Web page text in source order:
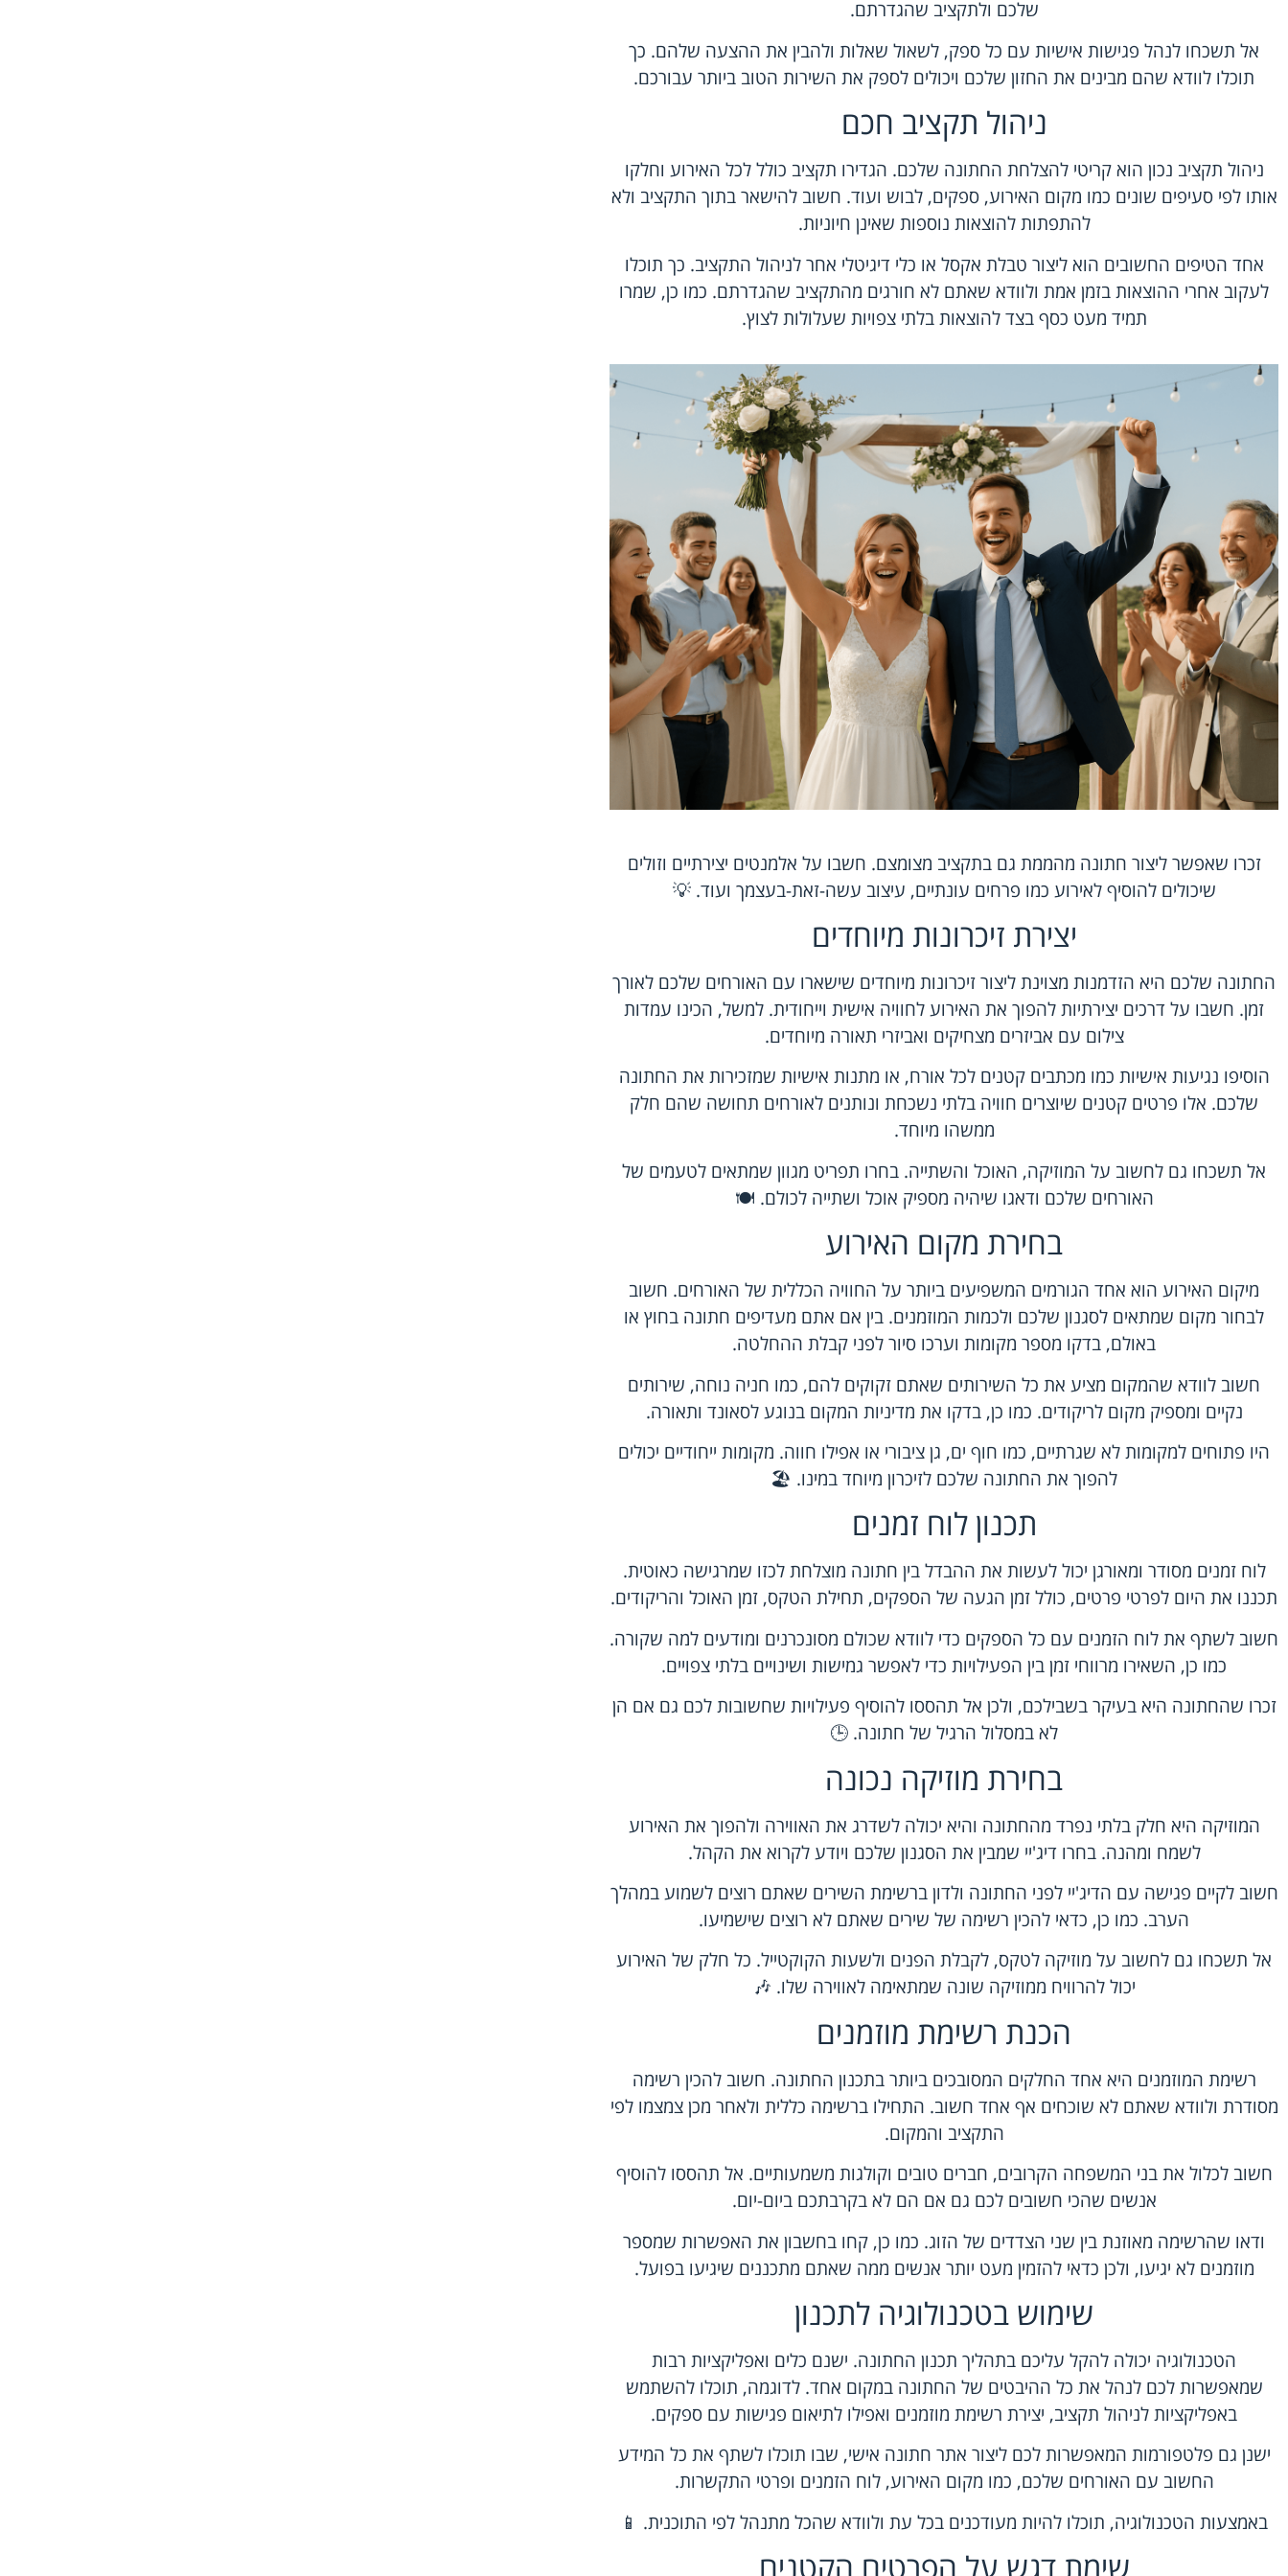
שלכם ולתקציב שהגדרתם.
אל תשכחו לנהל פגישות אישיות עם כל ספק, לשאול שאלות ולהבין את ההצעה שלהם. כך
תוכלו לוודא שהם מבינים את החזון שלכם ויכולים לספק את השירות הטוב ביותר עבורכם.
ניהול תקציב חכם
ניהול תקציב נכון הוא קריטי להצלחת החתונה שלכם. הגדירו תקציב כולל לכל האירוע וחלקו
אותו לפי סעיפים שונים כמו מקום האירוע, ספקים, לבוש ועוד. חשוב להישאר בתוך התקציב ולא
להתפתות להוצאות נוספות שאינן חיוניות.
אחד הטיפים החשובים הוא ליצור טבלת אקסל או כלי דיגיטלי אחר לניהול התקציב. כך תוכלו
לעקוב אחרי ההוצאות בזמן אמת ולוודא שאתם לא חורגים מהתקציב שהגדרתם. כמו כן, שמרו
תמיד מעט כסף בצד להוצאות בלתי צפויות שעלולות לצוץ.
זכרו שאפשר ליצור חתונה מהממת גם בתקציב מצומצם. חשבו על אלמנטים יצירתיים וזולים
שיכולים להוסיף לאירוע כמו פרחים עונתיים, עיצוב עשה-זאת-בעצמך ועוד. 💡
יצירת זיכרונות מיוחדים
החתונה שלכם היא הזדמנות מצוינת ליצור זיכרונות מיוחדים שישארו עם האורחים שלכם לאורך
זמן. חשבו על דרכים יצירתיות להפוך את האירוע לחוויה אישית וייחודית. למשל, הכינו עמדות
צילום עם אביזרים מצחיקים ואביזרי תאורה מיוחדים.
הוסיפו נגיעות אישיות כמו מכתבים קטנים לכל אורח, או מתנות אישיות שמזכירות את החתונה
שלכם. אלו פרטים קטנים שיוצרים חוויה בלתי נשכחת ונותנים לאורחים תחושה שהם חלק
ממשהו מיוחד.
אל תשכחו גם לחשוב על המוזיקה, האוכל והשתייה. בחרו תפריט מגוון שמתאים לטעמים של
האורחים שלכם ודאגו שיהיה מספיק אוכל ושתייה לכולם. 🍽️
בחירת מקום האירוע
מיקום האירוע הוא אחד הגורמים המשפיעים ביותר על החוויה הכללית של האורחים. חשוב
לבחור מקום שמתאים לסגנון שלכם ולכמות המוזמנים. בין אם אתם מעדיפים חתונה בחוץ או
באולם, בדקו מספר מקומות וערכו סיור לפני קבלת ההחלטה.
חשוב לוודא שהמקום מציע את כל השירותים שאתם זקוקים להם, כמו חניה נוחה, שירותים
נקיים ומספיק מקום לריקודים. כמו כן, בדקו את מדיניות המקום בנוגע לסאונד ותאורה.
היו פתוחים למקומות לא שגרתיים, כמו חוף ים, גן ציבורי או אפילו חווה. מקומות ייחודיים יכולים
להפוך את החתונה שלכם לזיכרון מיוחד במינו. 🏖️
תכנון לוח זמנים
לוח זמנים מסודר ומאורגן יכול לעשות את ההבדל בין חתונה מוצלחת לכזו שמרגישה כאוטית.
תכננו את היום לפרטי פרטים, כולל זמן הגעה של הספקים, תחילת הטקס, זמן האוכל והריקודים.
חשוב לשתף את לוח הזמנים עם כל הספקים כדי לוודא שכולם מסונכרנים ומודעים למה שקורה.
כמו כן, השאירו מרווחי זמן בין הפעילויות כדי לאפשר גמישות ושינויים בלתי צפויים.
זכרו שהחתונה היא בעיקר בשבילכם, ולכן אל תהססו להוסיף פעילויות שחשובות לכם גם אם הן
לא במסלול הרגיל של חתונה. 🕒
בחירת מוזיקה נכונה
המוזיקה היא חלק בלתי נפרד מהחתונה והיא יכולה לשדרג את האווירה ולהפוך את האירוע
לשמח ומהנה. בחרו דיג'יי שמבין את הסגנון שלכם ויודע לקרוא את הקהל.
חשוב לקיים פגישה עם הדיג'יי לפני החתונה ולדון ברשימת השירים שאתם רוצים לשמוע במהלך
הערב. כמו כן, כדאי להכין רשימה של שירים שאתם לא רוצים שישמיעו.
אל תשכחו גם לחשוב על מוזיקה לטקס, לקבלת הפנים ולשעות הקוקטייל. כל חלק של האירוע
יכול להרוויח ממוזיקה שונה שמתאימה לאווירה שלו. 🎶
הכנת רשימת מוזמנים
רשימת המוזמנים היא אחד החלקים המסובכים ביותר בתכנון החתונה. חשוב להכין רשימה
מסודרת ולוודא שאתם לא שוכחים אף אחד חשוב. התחילו ברשימה כללית ולאחר מכן צמצמו לפי
התקציב והמקום.
חשוב לכלול את בני המשפחה הקרובים, חברים טובים וקולגות משמעותיים. אל תהססו להוסיף
אנשים שהכי חשובים לכם גם אם הם לא בקרבתכם ביום-יום.
ודאו שהרשימה מאוזנת בין שני הצדדים של הזוג. כמו כן, קחו בחשבון את האפשרות שמספר
מוזמנים לא יגיעו, ולכן כדאי להזמין מעט יותר אנשים ממה שאתם מתכננים שיגיעו בפועל.
שימוש בטכנולוגיה לתכנון
הטכנולוגיה יכולה להקל עליכם בתהליך תכנון החתונה. ישנם כלים ואפליקציות רבות
שמאפשרות לכם לנהל את כל ההיבטים של החתונה במקום אחד. לדוגמה, תוכלו להשתמש
באפליקציות לניהול תקציב, יצירת רשימת מוזמנים ואפילו לתיאום פגישות עם ספקים.
ישנן גם פלטפורמות המאפשרות לכם ליצור אתר חתונה אישי, שבו תוכלו לשתף את כל המידע
החשוב עם האורחים שלכם, כמו מקום האירוע, לוח הזמנים ופרטי התקשרות.
באמצעות הטכנולוגיה, תוכלו להיות מעודכנים בכל עת ולוודא שהכל מתנהל לפי התוכנית. 📱
שימת דגש על הפרטים הקטנים